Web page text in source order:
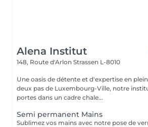
Alena Institut
148, Route d'Arlon Strassen L-8010
Une oasis de détente et d'expertise en plein
deux pas de Luxembourg-Ville, notre
portes dans un cadre chale...
Semi permanent Mains